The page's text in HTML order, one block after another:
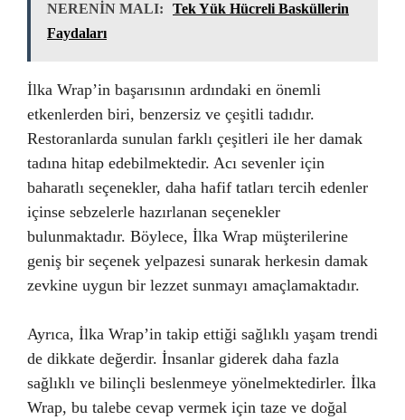
NERENİN MALI:
Tek Yük Hücreli Basküllerin
Faydaları
İlka Wrap’in başarısının ardındaki en önemli
etkenlerden biri, benzersiz ve çeşitli tadıdır.
Restoranlarda sunulan farklı çeşitleri ile her damak
tadına hitap edebilmektedir. Acı sevenler için
baharatlı seçenekler, daha hafif tatları tercih edenler
içinse sebzelerle hazırlanan seçenekler
bulunmaktadır. Böylece, İlka Wrap müşterilerine
geniş bir seçenek yelpazesi sunarak herkesin damak
zevkine uygun bir lezzet sunmayı amaçlamaktadır.
Ayrıca, İlka Wrap’in takip ettiği sağlıklı yaşam trendi
de dikkate değerdir. İnsanlar giderek daha fazla
sağlıklı ve bilinçli beslenmeye yönelmektedirler. İlka
Wrap, bu talebe cevap vermek için taze ve doğal